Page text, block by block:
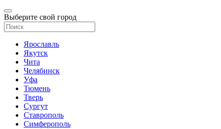
Выберите свой город
Ярославль
Якутск
Чита
Челябинск
Уфа
Тюмень
Тверь
Сургут
Ставрополь
Симферополь